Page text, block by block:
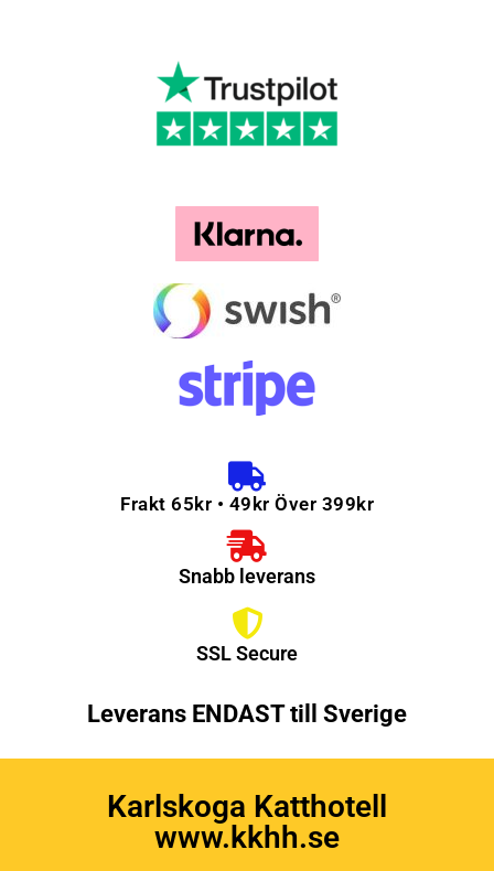
Frakt 65kr • 49kr Över 399kr
Snabb leverans
SSL Secure
Leverans ENDAST till Sverige
Karlskoga Katthotell
www.kkhh.se